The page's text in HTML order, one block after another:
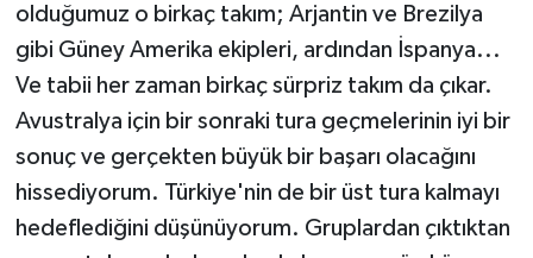
olduğumuz o birkaç takım; Arjantin ve Brezilya
gibi Güney Amerika ekipleri, ardından İspanya...
Ve tabii her zaman birkaç sürpriz takım da çıkar.
Avustralya için bir sonraki tura geçmelerinin iyi bir
sonuç ve gerçekten büyük bir başarı olacağını
hissediyorum. Türkiye'nin de bir üst tura kalmayı
hedeflediğini düşünüyorum. Gruplardan çıktıktan